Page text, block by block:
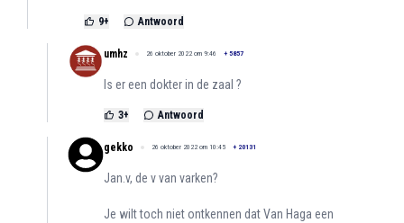
9+ Antwoord
umhz 26 oktober 2022 om 9:46 + 5857
Is er een dokter in de zaal ?
3+ Antwoord
gekko 26 oktober 2022 om 10:45 + 20131
Jan.v, de v van varken?
Je wilt toch niet ontkennen dat Van Haga een